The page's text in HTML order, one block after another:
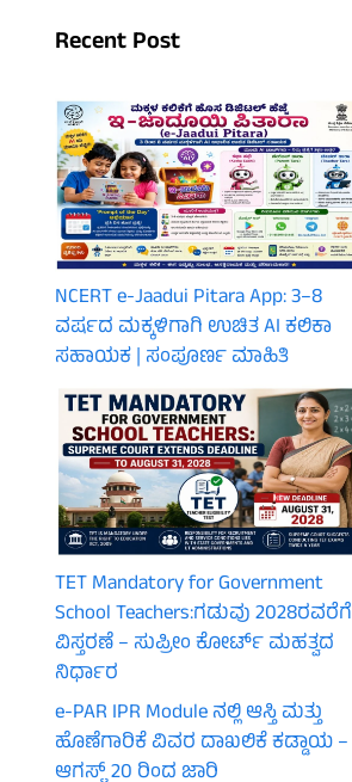
Recent Post
NCERT e-Jaadui Pitara App: 3–8
ವರ್ಷದ ಮಕ್ಕಳಿಗಾಗಿ ಉಚಿತ AI ಕಲಿಕಾ
ಸಹಾಯಕ | ಸಂಪೂರ್ಣ ಮಾಹಿತಿ
TET Mandatory for Government
School Teachers:ಗಡುವು 2028ರವರೆಗೆ
ವಿಸ್ತರಣೆ – ಸುಪ್ರೀಂ ಕೋರ್ಟ್ ಮಹತ್ವದ
ನಿರ್ಧಾರ
e-PAR IPR Module ನಲ್ಲಿ ಆಸ್ತಿ ಮತ್ತು
ಹೊಣೆಗಾರಿಕೆ ವಿವರ ದಾಖಲಿಕೆ ಕಡ್ಡಾಯ –
ಆಗಸ್ಟ್ 20 ರಿಂದ ಜಾರಿ